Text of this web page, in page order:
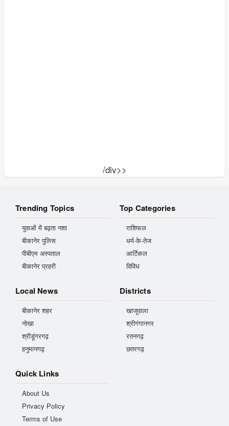
/div>>
Trending Topics
युवाओं में बढ़ता नशा
बीकानेर पुलिस
पीबीएम अस्पताल
बीकानेर प्रहरी
Top Categories
राशिफल
धर्म-के-तेज
आर्टिकल
विविध
Local News
बीकानेर शहर
नोखा
श्रीडूंगरगढ़
हनुमानगढ़
Districts
खाजूवाला
श्रीगंगानगर
रतनगढ़
छतरगढ़
Quick Links
About Us
Privacy Policy
Terms of Use